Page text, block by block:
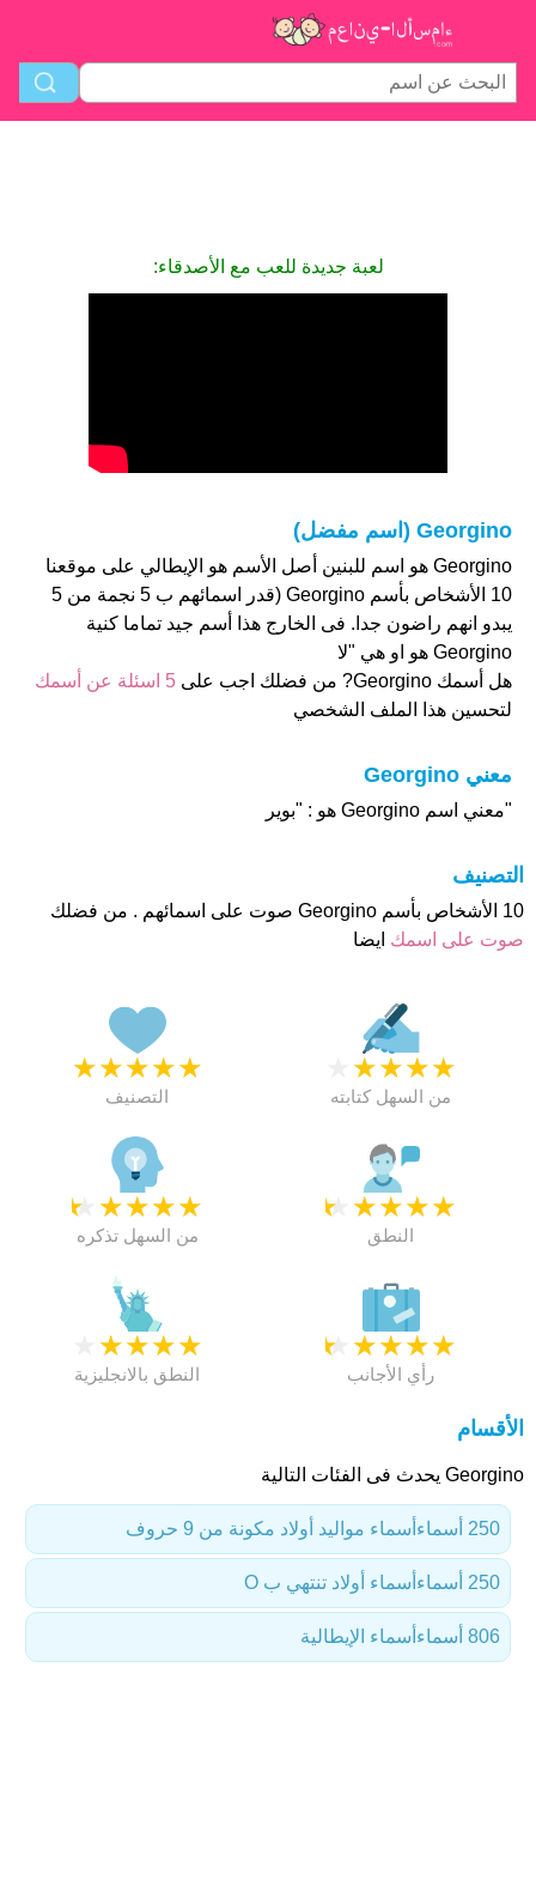
لعبة جديدة للعب مع الأصدقاء:
Georgino (اسم مفضل)
Georgino هو اسم للبنين أصل الأسم هو الإيطالي على موقعنا
10 الأشخاص بأسم Georgino (قدر اسمائهم ب 5 نجمة من 5
يبدو انهم راضون جدا. فى الخارج هذا أسم جيد تماما كنية
Georgino هو او هي "لا
هل أسمك Georgino? من فضلك اجب على
5 اسئلة عن أسمك
لتحسين هذا الملف الشخصي
معني Georgino
"معني اسم Georgino هو : "بوير
التصنيف
10 الأشخاص بأسم Georgino صوت على اسمائهم . من فضلك
صوت على اسمك ايضا
★
★
★
★
★
التصنيف
★
★
★
★
من السهل كتابته
★
★
★
★
★
من السهل تذكره
★
★
★
★
★
النطق
★
★
★
★
النطق بالانجليزية
★
★
★
★
★
رأي الأجانب
الأقسام
Georgino يحدث فى الفئات التالية
أسماء مواليد أولاد مكونة من 9 حروف 250 أسماء
أسماء أولاد تنتهي ب O 250 أسماء
أسماء الإيطالية 806 أسماء